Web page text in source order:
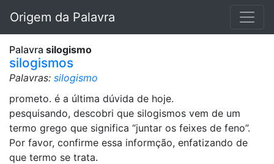
Origem da Palavra
Palavra silogismo
silogismos
Palavras: silogismo
prometo. é a última dúvida de hoje.
pesquisando, descobri que silogismos vem de um
termo grego que significa “juntar os feixes de feno”.
Por favor, confirme essa informção, enfatizando de
que termo se trata.